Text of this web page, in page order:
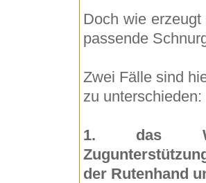
Doch wie
passende
Zwei Fälle sind
zu unterschieden:
1. das
der Rutenhand